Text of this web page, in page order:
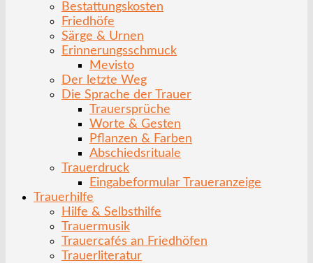
Bestattungskosten
Friedhöfe
Särge & Urnen
Erinnerungsschmuck
Mevisto
Der letzte Weg
Die Sprache der Trauer
Trauersprüche
Worte & Gesten
Pflanzen & Farben
Abschiedsrituale
Trauerdruck
Eingabeformular Traueranzeige
Trauerhilfe
Hilfe & Selbsthilfe
Trauermusik
Trauercafés an Friedhöfen
Trauerliteratur